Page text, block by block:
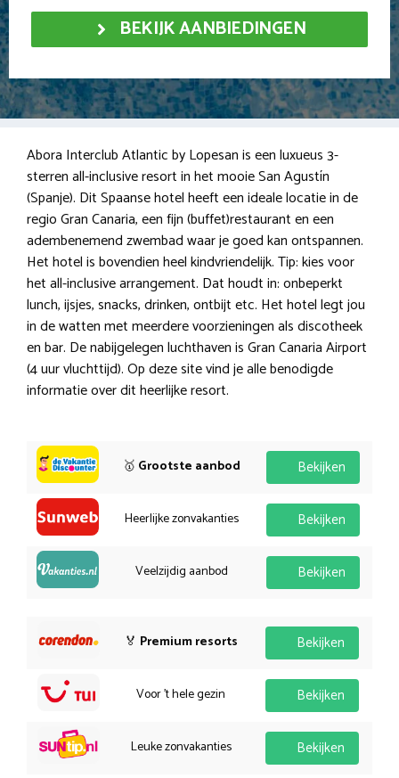
BEKIJK AANBIEDINGEN
Abora Interclub Atlantic by Lopesan is een luxueus 3-
sterren all-inclusive resort in het mooie San Agustín
(Spanje). Dit Spaanse hotel heeft een ideale locatie in de
regio Gran Canaria, een fijn (buffet)restaurant en een
adembenemend zwembad waar je goed kan ontspannen.
Het hotel is bovendien heel kindvriendelijk. Tip: kies voor
het all-inclusive arrangement. Dat houdt in: onbeperkt
lunch, ijsjes, snacks, drinken, ontbijt etc. Het hotel legt jou
in de watten met meerdere voorzieningen als discotheek
en bar. De nabijgelegen luchthaven is Gran Canaria Airport
(4 uur vluchttijd). Op deze site vind je alle benodigde
informatie over dit heerlijke resort.
🥇 Grootste aanbod Bekijken
Heerlijke zonvakanties Bekijken
Veelzijdig aanbod Bekijken
🏅 Premium resorts Bekijken
Voor 't hele gezin Bekijken
Leuke zonvakanties Bekijken